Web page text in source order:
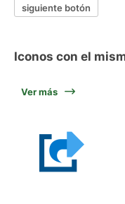
siguiente botón
Iconos con el
Ver más